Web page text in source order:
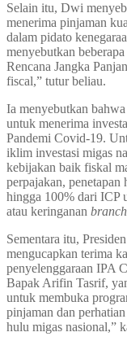
Selain itu, Dwi
menerima pinjaman
dalam pidato
menyebutkan
Rencana Jangka
fiscal,” tutur beliau.
Ia menyebutkan
untuk menerima
Pandemi Covid-19.
iklim investasi migas
kebijakan baik fiskal
perpajakan,
hingga 100% dari ICP
atau keringanan
Sementara itu,
mengucapkan terima
penyelenggaraan IPA
Bapak Arifin Tasrif,
untuk membuka
pinjaman dan
hulu migas nasional,”